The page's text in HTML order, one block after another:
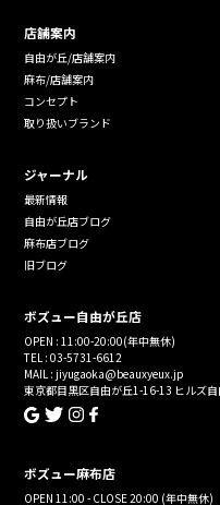
店舗案内
自由が丘/店舗案内
麻布/店舗案内
コンセプト
取り扱いブランド
ジャーナル
最新情報
自由が丘店ブログ
麻布店ブログ
旧ブログ
ボズュー自由が丘店
OPEN : 11:00-20:00(年中無休)
TEL : 03-5731-6612
MAIL : jiyugaoka@beauxyeux.jp
東京都目黒区自由が丘1-16-13 ヒルズ
ボズュー麻布店
OPEN 11:00 - CLOSE 20:00 (年中無休)